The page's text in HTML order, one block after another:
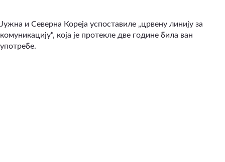
Јужна и Северна Кореја успоставиле „црвену линију за
комуникацију“, која је протекле две године била ван
употребе.